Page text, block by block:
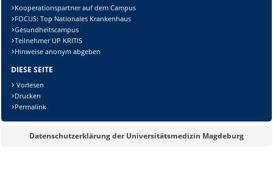
Kooperationspartner auf dem Campus
FOCUS: Top Nationales Krankenhaus
Gesundheitscampus
Teilnehmer UP KRITIS
Hinweise anonym abgeben
DIESE SEITE
Vorlesen
Drucken
Permalink
Datenschutzerklärung der Universitätsmedizin Magdeburg